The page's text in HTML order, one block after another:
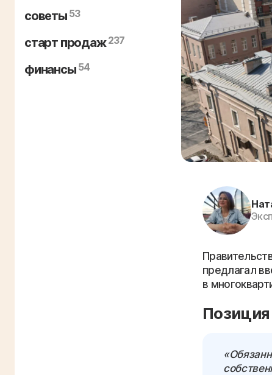
советы 53
старт продаж 237
финансы 54
предлагал
в